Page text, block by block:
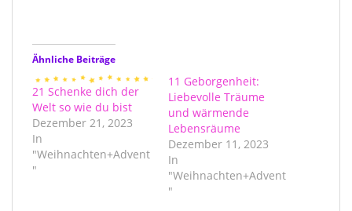
Ähnliche Beiträge
21 Schenke dich der
Welt so wie du bist
Dezember 21, 2023
In
"Weihnachten+Advent
"
11 Geborgenheit:
Liebevolle Träume
und wärmende
Lebensräume
Dezember 11, 2023
In
"Weihnachten+Advent
"